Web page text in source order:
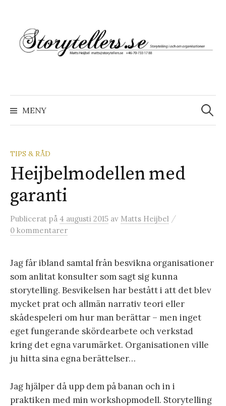
innehåll
MENY
Sök
efter:
TIPS & RÅD
Heijbelmodellen med
garanti
Publicerat på 4 augusti 2015 av Matts Heijbel /
0 kommentarer
Jag får ibland samtal från besvikna organisationer
som anlitat konsulter som sagt sig kunna
storytelling. Besvikelsen har bestått i att det blev
mycket prat och allmän narrativ teori eller
skådespeleri om hur man berättar – men inget
eget fungerande skördearbete och verkstad
kring det egna varumärket. Organisationen ville
ju hitta sina egna berättelser…
Jag hjälper då upp dem på banan och in i
praktiken med min workshopmodell. Storytelling